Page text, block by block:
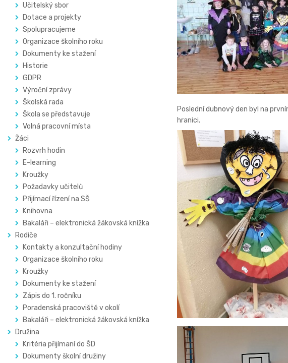
Učitelský sbor
Dotace a projekty
Spolupracujeme
Organizace školního roku
Dokumenty ke stažení
Historie
GDPR
Výroční zprávy
Školská rada
Škola se představuje
Volná pracovní místa
Žáci
Rozvrh hodin
E-learning
Kroužky
Požadavky učitelů
Přijímací řízení na SŠ
Knihovna
Bakaláři – elektronická žákovská knížka
Rodiče
Kontakty a konzultační hodiny
Organizace školního roku
Kroužky
Dokumenty ke stažení
Zápis do 1. ročníku
Poradenská pracoviště v okolí
Bakaláři – elektronická žákovská knížka
Družina
Kritéria přijímaní do ŠD
Dokumenty školní družiny
Poslední dubnový den byl na
hranici.